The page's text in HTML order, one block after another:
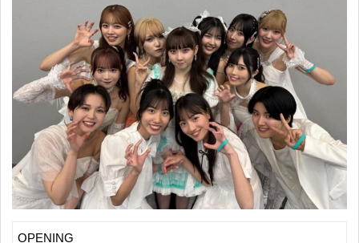
OPENING